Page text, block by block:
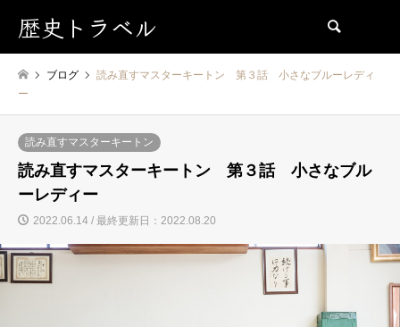
歴史トラベル
ブログ
読み直すマスターキートン 第３話 小さなブルーレディ
ー
読み直すマスターキートン
読み直すマスターキートン 第３話 小さなブル
ーレディー
2022.06.14 / 最終更新日：2022.08.20